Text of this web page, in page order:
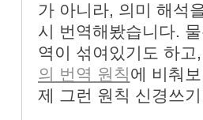
가 아니라, 의미 해석
시 번역해봤습니다.
역이 섞여있기도 하
의 번역 원칙에 비춰
제 그런 원칙 신경쓰